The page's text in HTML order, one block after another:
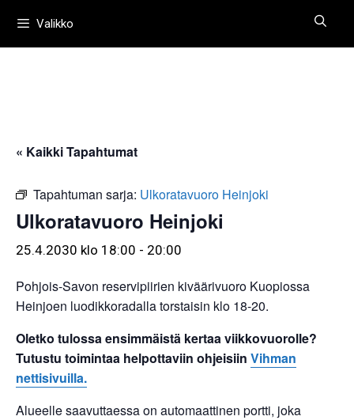
sisältöönValikko
« Kaikki Tapahtumat
Tapahtuman sarja: Ulkoratavuoro Heinjoki
Ulkoratavuoro Heinjoki
25.4.2030 klo 18:00 - 20:00
Pohjois-Savon reservipiirien kiväärivuoro Kuopiossa
Heinjoen luodikkoradalla torstaisin klo 18-20.
Oletko tulossa ensimmäistä kertaa viikkovuorolle?
Tutustu toimintaa helpottaviin ohjeisiin Vihman
nettisivuilla.
Alueelle saavuttaessa on automaattinen portti, joka